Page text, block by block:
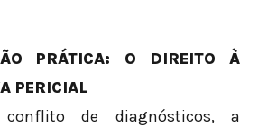
PRÁTICA: O DIREITO À
PERICIAL
de diagnósticos, a